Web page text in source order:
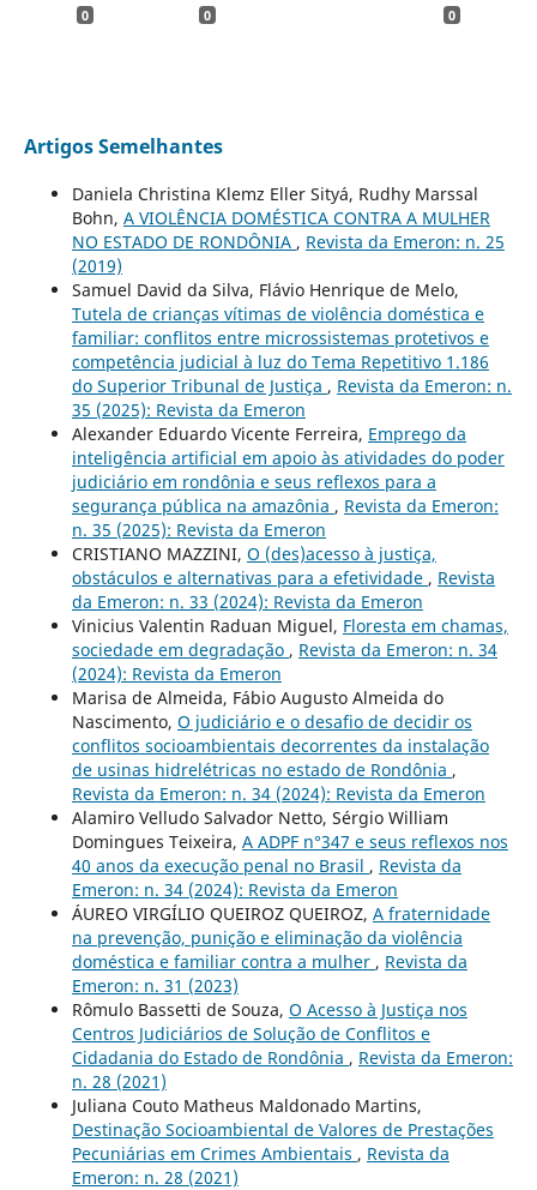
0 0 0
Artigos Semelhantes
Daniela Christina Klemz Eller Sityá, Rudhy Marssal
Bohn, A VIOLÊNCIA DOMÉSTICA CONTRA A MULHER
NO ESTADO DE RONDÔNIA , Revista da Emeron: n. 25
(2019)
Samuel David da Silva, Flávio Henrique de Melo,
Tutela de crianças vítimas de violência doméstica e
familiar: conflitos entre microssistemas protetivos e
competência judicial à luz do Tema Repetitivo 1.186
do Superior Tribunal de Justiça , Revista da Emeron: n.
35 (2025): Revista da Emeron
Alexander Eduardo Vicente Ferreira, Emprego da
inteligência artificial em apoio às atividades do poder
judiciário em rondônia e seus reflexos para a
segurança pública na amazônia , Revista da Emeron:
n. 35 (2025): Revista da Emeron
CRISTIANO MAZZINI, O (des)acesso à justiça,
obstáculos e alternativas para a efetividade , Revista
da Emeron: n. 33 (2024): Revista da Emeron
Vinicius Valentin Raduan Miguel, Floresta em chamas,
sociedade em degradação , Revista da Emeron: n. 34
(2024): Revista da Emeron
Marisa de Almeida, Fábio Augusto Almeida do
Nascimento, O judiciário e o desafio de decidir os
conflitos socioambientais decorrentes da instalação
de usinas hidrelétricas no estado de Rondônia ,
Revista da Emeron: n. 34 (2024): Revista da Emeron
Alamiro Velludo Salvador Netto, Sérgio William
Domingues Teixeira, A ADPF n°347 e seus reflexos nos
40 anos da execução penal no Brasil , Revista da
Emeron: n. 34 (2024): Revista da Emeron
ÁUREO VIRGÍLIO QUEIROZ QUEIROZ, A fraternidade
na prevenção, punição e eliminação da violência
doméstica e familiar contra a mulher , Revista da
Emeron: n. 31 (2023)
Rômulo Bassetti de Souza, O Acesso à Justiça nos
Centros Judiciários de Solução de Conflitos e
Cidadania do Estado de Rondônia , Revista da Emeron:
n. 28 (2021)
Juliana Couto Matheus Maldonado Martins,
Destinação Socioambiental de Valores de Prestações
Pecuniárias em Crimes Ambientais , Revista da
Emeron: n. 28 (2021)